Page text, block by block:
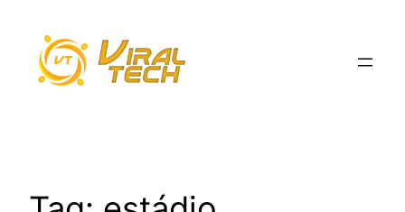
conteúdo